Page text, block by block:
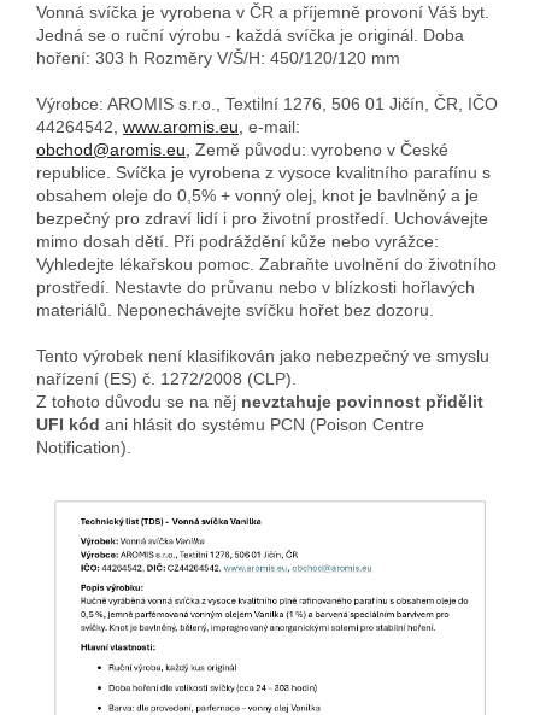
Vonná svíčka je vyrobena v ČR a příjemně provoní Váš byt.
Jedná se o ruční výrobu - každá svíčka je originál. Doba
hoření: 303 h Rozměry V/Š/H: 450/120/120 mm
Výrobce: AROMIS s.r.o., Textilní 1276, 506 01 Jičín, ČR, IČO
44264542, www.aromis.eu, e-mail:
obchod@aromis.eu, Země původu: vyrobeno v České
republice. Svíčka je vyrobena z vysoce kvalitního parafínu s
obsahem oleje do 0,5% + vonný olej, knot je bavlněný a je
bezpečný pro zdraví lidí i pro životní prostředí. Uchovávejte
mimo dosah dětí. Při podráždění kůže nebo vyrážce:
Vyhledejte lékařskou pomoc. Zabraňte uvolnění do životního
prostředí. Nestavte do průvanu nebo v blízkosti hořlavých
materiálů. Neponechávejte svíčku hořet bez dozoru.
Tento výrobek není klasifikován jako nebezpečný ve smyslu
nařízení (ES) č. 1272/2008 (CLP).
Z tohoto důvodu se na něj nevztahuje povinnost přidělit
UFI kód ani hlásit do systému PCN (Poison Centre
Notification).